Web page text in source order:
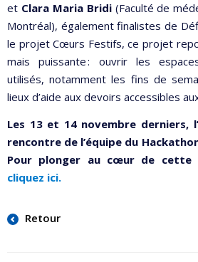
et Clara Maria Bridi(Faculté de
Montréal), également finalistes de
le projet Cœurs Festifs, ce projet
mais puissante : ouvrir les
utilisés, notamment les fins de
lieux d’aide aux devoirs accessibles
Les 13 et 14 novembre derniers,
rencontre de l’équipe du
Pour plonger au cœur de cette
cliquez ici.
Retour